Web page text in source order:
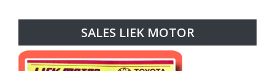
SALES LIEK MOTOR